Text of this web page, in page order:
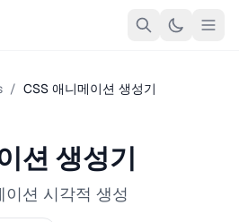
/ CSS 애니메이션 생성기
션 생성기
션 시각적 생성